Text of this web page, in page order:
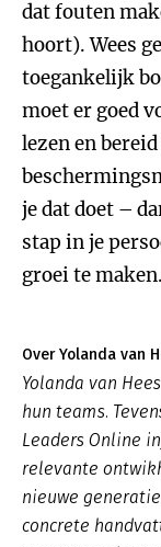
dat fouten
hoort). Wees
toegankelijk
moet er goed
lezen en
je dat doet –
stap in je
groei te maken.
Over Yolanda van
Yolanda van
hun teams.
Leaders Online
relevante
nieuwe
concrete